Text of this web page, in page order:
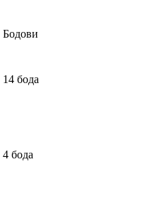
Бодови
14 бода
4 бода